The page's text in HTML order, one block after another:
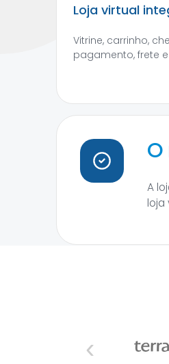
Loja virtual
Vitrine, carrinho,
pagamento, frete
A
loja
‹